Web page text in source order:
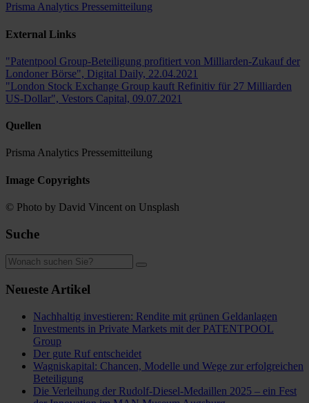
Prisma Analytics Pressemitteilung
External Links
"Patentpool Group-Beteiligung profitiert von Milliarden-Zukauf der
Londoner Börse", Digital Daily, 22.04.2021
"London Stock Exchange Group kauft Refinitiv für 27 Milliarden
US-Dollar", Vestors Capital, 09.07.2021
Quellen
Prisma Analytics Pressemitteilung
Image Copyrights
© Photo by David Vincent on Unsplash
Suche
Neueste Artikel
Nachhaltig investieren: Rendite mit grünen Geldanlagen
Investments in Private Markets mit der PATENTPOOL
Group
Der gute Ruf entscheidet
Wagniskapital: Chancen, Modelle und Wege zur erfolgreichen
Beteiligung
Die Verleihung der Rudolf-Diesel-Medaillen 2025 – ein Fest